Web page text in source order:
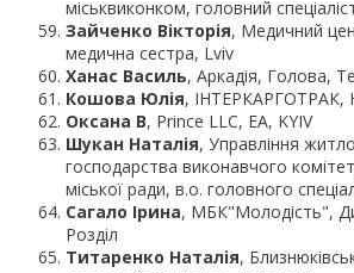
міськвиконком, головний
Зайченко Вікторія, Медичний
медична сестра, Lviv
Ханас Василь, Аркадія, Голова,
Кошова Юлія, ІНТЕРКАРГОТРАК,
Оксана В, Prince LLC, EA, KYIV
Шукан Наталія, Управління
господарства виконавчого
міської ради, в.о. головного
Сагало Ірина, МБК"Молодість",
Розділ
Титаренко Наталія,